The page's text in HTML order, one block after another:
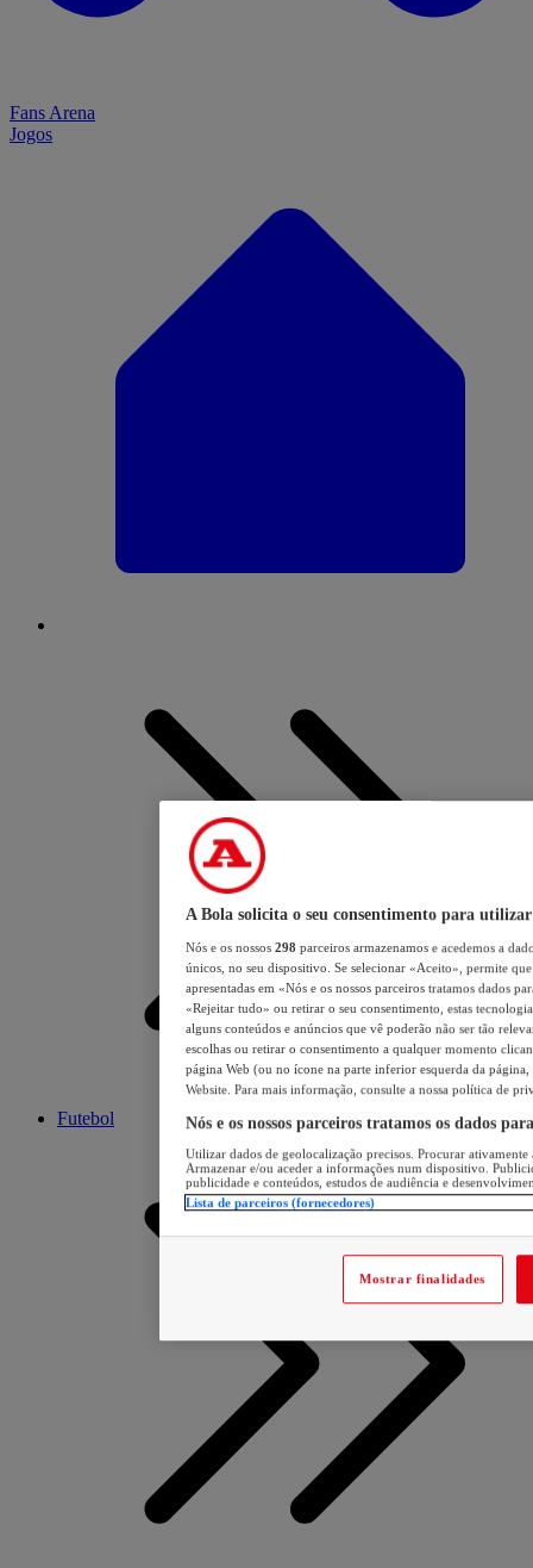
Fans Arena
Jogos
Futebol
A Bola solicita o seu consentimento para utilizar
Nós e os nossos 298 parceiros armazenamos e acedemos a
únicos, no seu dispositivo. Se selecionar «Aceito», permite
apresentadas em «Nós e os nossos parceiros tratamos dados
«Rejeitar tudo» ou retirar o seu consentimento, estas
alguns conteúdos e anúncios que vê poderão não ser tão
escolhas ou retirar o consentimento a qualquer momento
página Web (ou no ícone na parte inferior esquerda da página,
Website. Para mais informação, consulte a nossa política de
Nós e os nossos parceiros tratamos os dados
Utilizar dados de geolocalização precisos. Procurar
Armazenar e/ou aceder a informações num dispositivo.
publicidade e conteúdos, estudos de audiência e
Lista de parceiros (fornecedores)
Mostrar finalidades